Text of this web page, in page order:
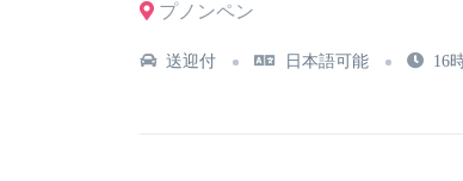
プノンペン
送迎付 日本語可能 16